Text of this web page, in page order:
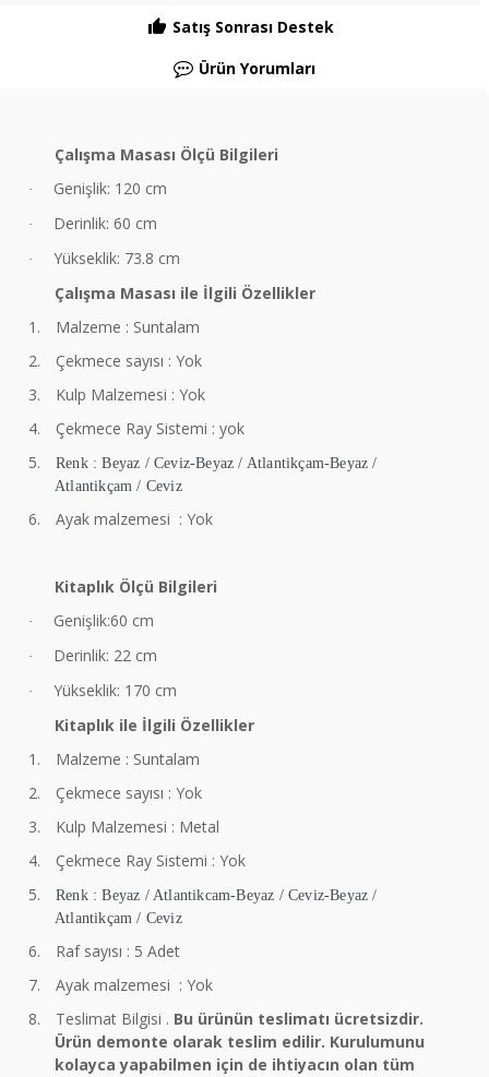
Satış Sonrası Destek
Ürün Yorumları
Çalışma Masası Ölçü Bilgileri
· Genişlik: 120 cm
· Derinlik: 60 cm
·
Yükseklik: 73.8 cm
Çalışma Masası ile İlgili Özellikler
1.
Malzeme : Suntalam
2.
Çekmece sayısı : Yok
3.
Kulp Malzemesi : Yok
4.
Çekmece Ray Sistemi : yok
5.
Renk : Beyaz / Ceviz-Beyaz / Atlantikçam-Beyaz /
Atlantikçam / Ceviz
6. Ayak malzemesi : Yok
Kitaplık Ölçü Bilgileri
· Genişlik:60 cm
· Derinlik: 22 cm
·
Yükseklik: 170 cm
Kitaplık ile İlgili Özellikler
1.
Malzeme : Suntalam
2.
Çekmece sayısı : Yok
3.
Kulp Malzemesi : Metal
4.
Çekmece Ray Sistemi : Yok
5.
Renk : Beyaz / Atlantikcam-Beyaz / Ceviz-Beyaz /
Atlantikçam / Ceviz
6.
Raf sayısı : 5 Adet
7.
Ayak malzemesi : Yok
8.
Teslimat Bilgisi . Bu ürünün teslimatı ücretsizdir.
Ürün demonte olarak teslim edilir. Kurulumunu
kolayca yapabilmen için de ihtiyacın olan tüm